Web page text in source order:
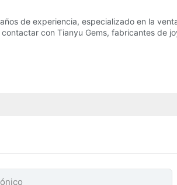
de experiencia, especializado en la
con Tianyu Gems, fabricantes de